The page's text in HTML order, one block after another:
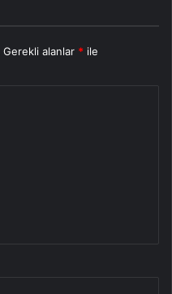
Gerekli alanlar * ile